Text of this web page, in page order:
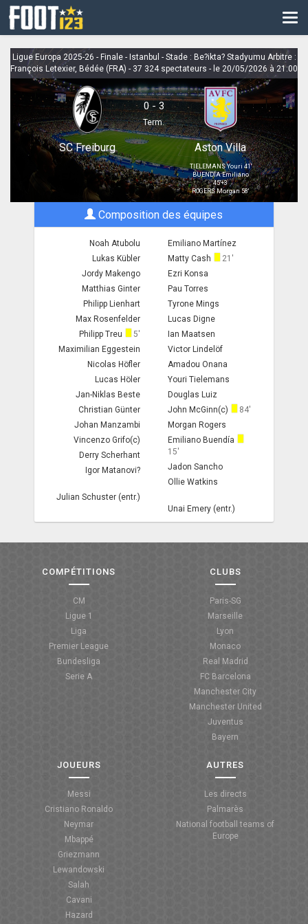
CM
CAN
LIGUE DES CHAMPIONS
PALMARÈS
LES DIRECTS
COUPE DE FRANCE
COUPE DE LA LIGUE
Ligue Europa 2025-26 - Finale - Istanbul - Stade : Be?ikta? Stadyumu Arbitre :
François Letexier, Bédée (FRA) - 37 324 spectateurs - le 20/05/2026 à 21:00
SC Freiburg
0 - 3
Term.
Aston Villa
TIELEMANS Youri 41'
BUENDÍA Emiliano
45'+3
ROGERS Morgan58'
Composition des équipes
Noah Atubolu
Lukas Kübler
Jordy Makengo
Matthias Ginter
Philipp Lienhart
Max Rosenfelder
Philipp Treu
5'
Maximilian Eggestein
Nicolas Höfler
Lucas Höler
Jan-Niklas Beste
Christian Günter
Johan Manzambi
Vincenzo Grifo(c)
Derry Scherhant
Igor Matanovi?
Julian Schuster (entr.)
Emiliano Martínez
Matty Cash
21'
Ezri Konsa
Pau Torres
Tyrone Mings
Lucas Digne
Ian Maatsen
Victor Lindelöf
Amadou Onana
Youri Tielemans
Douglas Luiz
John McGinn(c)
84'
Morgan Rogers
Emiliano Buendía
15'
Jadon Sancho
Ollie Watkins
Unai Emery (entr.)
COMPÉTITIONS
CM
Ligue 1
Liga
Premier League
Bundesliga
Serie A
CLUBS
Paris-SG
Marseille
Lyon
Monaco
Real Madrid
FC Barcelona
Manchester City
Manchester United
Juventus
Bayern
JOUEURS
Messi
Cristiano Ronaldo
Neymar
Mbappé
Griezmann
Lewandowski
Salah
Cavani
Hazard
AUTRES
Les directs
Palmarès
National football teams of
Europe